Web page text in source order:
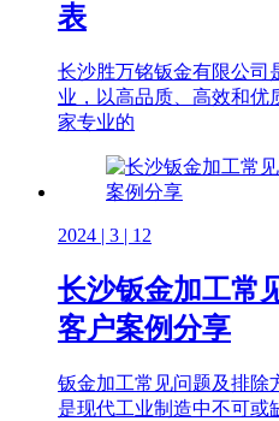
表
长沙胜万铭钣金有限公司
业，以高品质、高效和优
家专业的
2024 | 3 | 12
长沙钣金加工常
客户案例分享
钣金加工常见问题及排除
是现代工业制造中不可或